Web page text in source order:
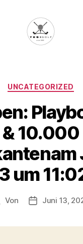
Deine
Plattform
für
Kategorien
UNCATEGORIZED
& 10.000
um
Von Juni 13,